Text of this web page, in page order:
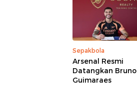
Sepakbola
Arsenal Resmi
Datangkan Bruno
Guimaraes